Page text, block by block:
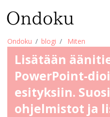
Ondoku blogi Miten
Lisätään
PowerPoint-
esityksiin.
ohjelmistot ja